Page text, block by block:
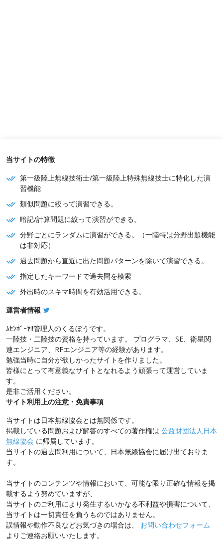
当サイトの特徴
第一級陸上無線技術士/第一級陸上特殊無線技士に特化した演
習機能
類似問題に絞って演習できる。
暗記/計算問題に絞って演習ができる。
分野ごとにランダムに演習ができる。（一陸特は分野出題機能
は非対応）
過去問題から直近に出た問題パターンを除いて演習できる。
指定したキーワードで過去問を検索
外出時のスキマ時間を有効活用できる。
運営者情報
ﾑｾﾝﾎﾞｰﾔ!!管理人のくるぼうです。
一陸技・二陸技の資格を持っています。 プログラマ、SE、衛星関
連エンジニア、RFエンジニア等の経験があります。
勉強当時に自分が欲しかったサイトを作りました。
皆様にとって有意義なサイトとなれるよう頑張って運営していま
す。
是非ご活用ください。
サイト利用上の注意・免責事項
当サイトは日本無線協会とは無関係です。
掲載している問題および解答のすべての著作権は 公益財団法人日本
無線協会 に帰属しています。
当サイトの過去問利用について、日本無線協会に届け出ておりま
す。
当サイトのコンテンツや情報において、可能な限り正確な情報を掲
載するよう努めていますが、
当サイトのご利用により発生するいかなる不利益や損害について、
当サイトは一切責任を負うものではありません。
誤情報や動作不良などお気づきの場合は、 お問い合わせフォーム
よりご連絡お願いいたします。